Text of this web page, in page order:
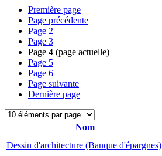
Première page
Page précédente
Page 2
Page 3
Page 4 (page actuelle)
Page 5
Page 6
Page suivante
Dernière page
Nom
Dessin d'architecture (Banque d'épargnes)